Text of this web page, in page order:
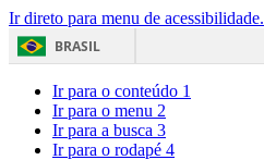
Ir direto para menu de acessibilidade.
BRASIL
Ir para o conteúdo 1
Ir para o menu 2
Ir para a busca 3
Ir para o rodapé 4